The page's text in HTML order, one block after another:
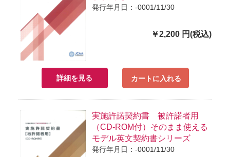
リーズ
発行年月日：-0001/11/30
￥2,200 円(税込)
詳細を見る カートに入れる
実施許諾契約書 被許諾者用
（CD-ROM付）そのまま使える
モデル英文契約書シリーズ
発行年月日：-0001/11/30